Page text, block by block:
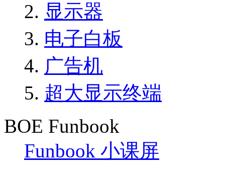
显示器
电子白板
广告机
超大显示终端
BOE Funbook
Funbook 小课屏